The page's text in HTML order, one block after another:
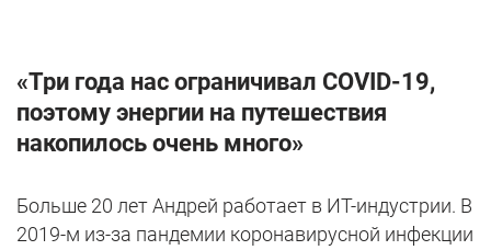
«Три года нас ограничивал COVID-19,
поэтому энергии на путешествия
накопилось очень много»
Больше 20 лет Андрей работает в ИТ-индустрии. В
2019-м из-за пандемии коронавирусной инфекции